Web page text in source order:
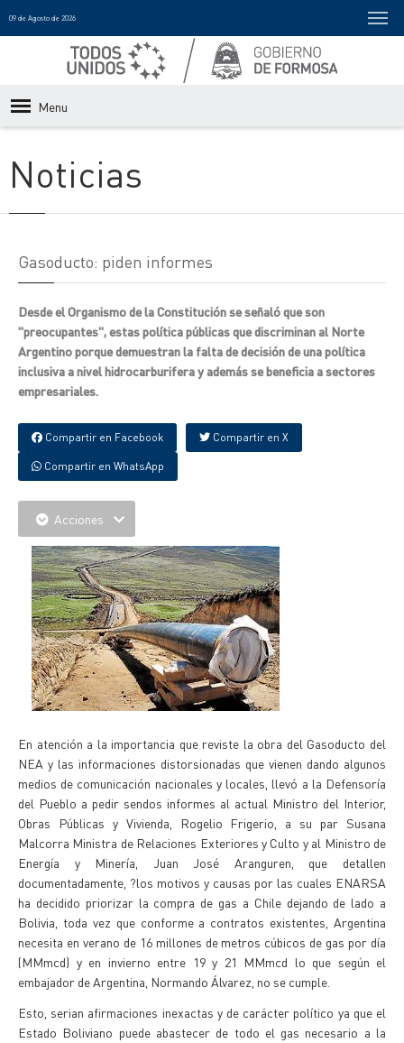
09 de Agosto de 2026
Menu
Noticias
Gasoducto: piden informes
Desde el Organismo de la Constitución se señaló que son
"preocupantes", estas política públicas que discriminan al Norte
Argentino porque demuestran la falta de decisión de una política
inclusiva a nivel hidrocarburifera y además se beneficia a sectores
empresariales.
Compartir en Facebook Compartir en X
Compartir en WhatsApp
Acciones
En atención a la importancia que reviste la obra del Gasoducto del
NEA y las informaciones distorsionadas que vienen dando algunos
medios de comunicación nacionales y locales, llevó a la Defensoría
del Pueblo a pedir sendos informes al actual Ministro del Interior,
Obras Públicas y Vivienda, Rogelio Frigerio, a su par Susana
Malcorra Ministra de Relaciones Exteriores y Culto y al Ministro de
Energía y Minería, Juan José Aranguren, que detallen
documentadamente, ?los motivos y causas por las cuales ENARSA
ha decidido priorizar la compra de gas a Chile dejando de lado a
Bolivia, toda vez que conforme a contratos existentes, Argentina
necesita en verano de 16 millones de metros cúbicos de gas por día
(MMmcd) y en invierno entre 19 y 21 MMmcd lo que según el
embajador de Argentina, Normando Álvarez, no se cumple.
Esto, serian afirmaciones inexactas y de carácter político ya que el
Estado Boliviano puede abastecer de todo el gas necesario a la